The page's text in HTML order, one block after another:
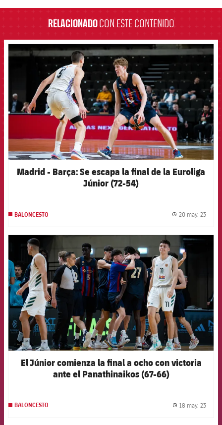
RELACIONADOCON ESTE CONTENIDO
FCB Barcelona badge
Madrid - Barça: Se escapa la final de la Euroliga
Júnior (72-54)
BALONCESTO 20 may. 23
FCB Barcelona badge
El Júnior comienza la final a ocho con victoria
ante el Panathinaikos (67-66)
BALONCESTO 18 may. 23